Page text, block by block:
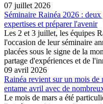
07 juillet 2026
Séminaire Rainéa 2026 :
expertises et préparer l'avenir
Les 2 et 3 juillet, les équipes
l'occasion de leur séminaire
placées sous le signe de la
partage d'expériences et de
09 avril 2026
Rainéa revient sur un mois de
entame avril avec de
Le mois de mars a été